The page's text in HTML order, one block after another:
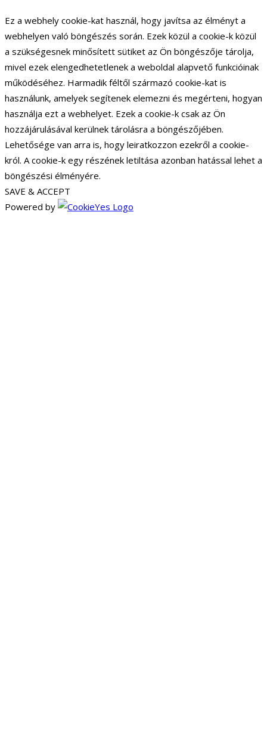
Ez a webhely cookie-kat használ, hogy javítsa az élményt a
webhelyen való böngészés során. Ezek közül a cookie-k közül
a szükségesnek minősített sütiket az Ön böngészője tárolja,
mivel ezek elengedhetetlenek a weboldal alapvető funkcióinak
működéséhez. Harmadik féltől származó cookie-kat is
használunk, amelyek segítenek elemezni és megérteni, hogyan
használja ezt a webhelyet. Ezek a cookie-k csak az Ön
hozzájárulásával kerülnek tárolásra a böngészőjében.
Lehetősége van arra is, hogy leiratkozzon ezekről a cookie-
król. A cookie-k egy részének letiltása azonban hatással lehet a
böngészési élményére.
SAVE & ACCEPT
Powered by